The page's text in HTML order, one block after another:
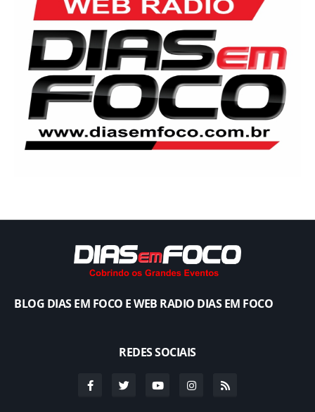
BLOG DIAS EM FOCO E WEB RADIO DIAS EM FOCO
REDES SOCIAIS